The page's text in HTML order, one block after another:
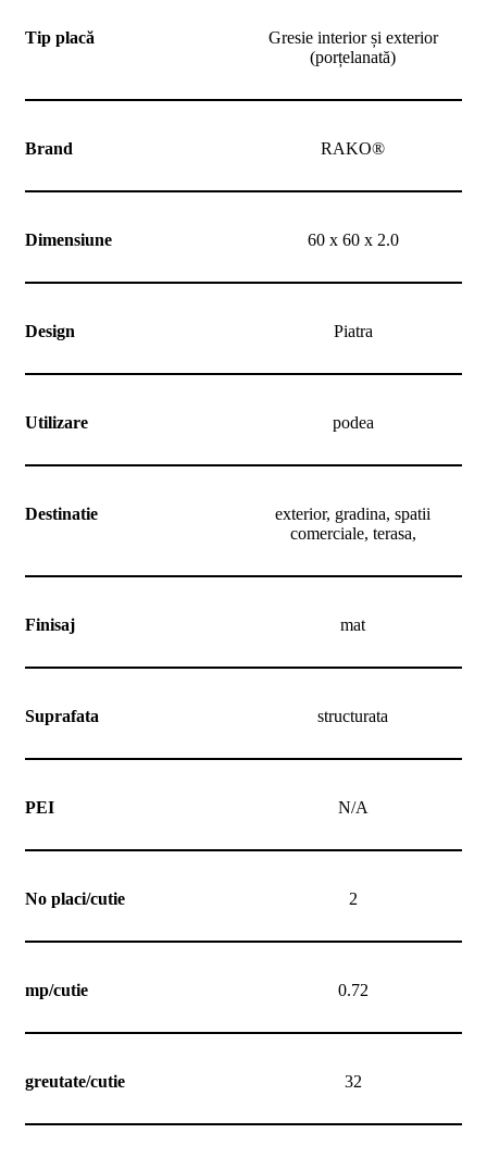
Tip placă
Gresie interior și exterior
(porțelanată)
Brand RAKO®
Dimensiune 60 x 60 x 2.0
Design Piatra
Utilizare podea
Destinatie
exterior, gradina, spatii
comerciale, terasa,
Finisaj mat
Suprafata structurata
PEI N/A
No placi/cutie 2
mp/cutie 0.72
greutate/cutie 32